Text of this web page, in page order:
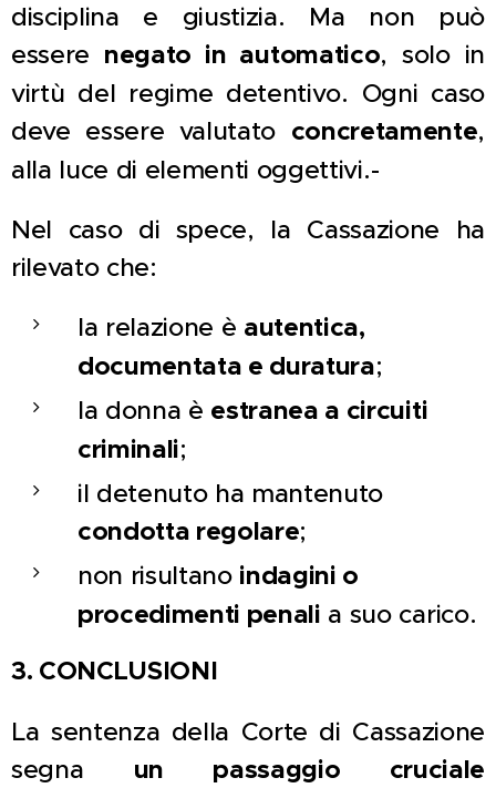
disciplina e giustizia. Ma non può
essere negato in automatico, solo in
virtù del regime detentivo. Ogni caso
deve essere valutato concretamente,
alla luce di elementi oggettivi.-
Nel caso di spece, la Cassazione ha
rilevato che:
la relazione è autentica,
documentata e duratura;
la donna è estranea a circuiti
criminali;
il detenuto ha mantenuto
condotta regolare;
non risultano indagini o
procedimenti penali a suo carico.
3. CONCLUSIONI
La sentenza della Corte di Cassazione
segna un passaggio cruciale